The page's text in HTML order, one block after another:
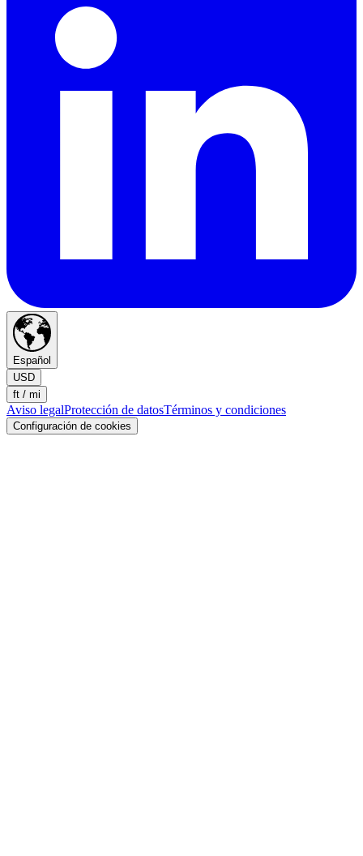
Español
USD
ft / mi
Aviso legalProtección de datosTérminos y condiciones
Configuración de cookies